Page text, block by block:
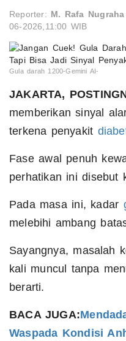
Reporter: M. Rafa Nugraha
06-2026,11:00 WIB
Gula darah 1200-Gemini AI-
JAKARTA,
memberikan sinyal
terkena penyakit
Fase awal penuh
perhatikan ini disebut
Pada masa ini, kadar
melebihi ambang
Sayangnya, masalah
kali muncul tanpa
berarti.
BACA JUGA:
Waspada Kondisi